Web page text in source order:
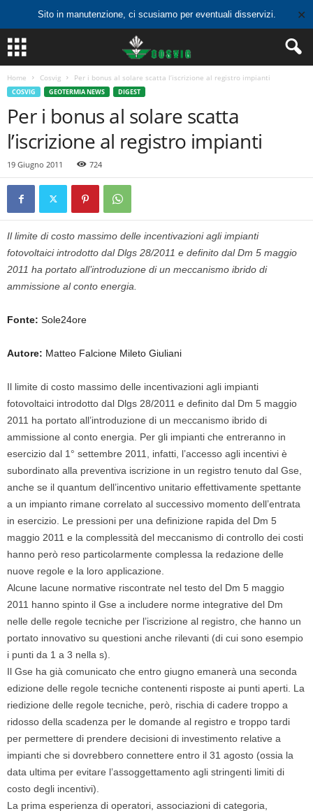
Sito in manutenzione, ci scusiamo per eventuali disservizi. ✕
Home Cosvig Per i bonus al solare scatta l’iscrizione al registro impianti
COSVIG GEOTERMIA NEWS DIGEST
Per i bonus al solare scatta
l’iscrizione al registro impianti
19 Giugno 2011 724
Il limite di costo massimo delle incentivazioni agli impianti
fotovoltaici introdotto dal Dlgs 28/2011 e definito dal Dm 5 maggio
2011 ha portato all’introduzione di un meccanismo ibrido di
ammissione al conto energia.
Fonte: Sole24ore
Autore: Matteo Falcione Mileto Giuliani
Il limite di costo massimo delle incentivazioni agli impianti
fotovoltaici introdotto dal Dlgs 28/2011 e definito dal Dm 5 maggio
2011 ha portato all’introduzione di un meccanismo ibrido di
ammissione al conto energia. Per gli impianti che entreranno in
esercizio dal 1° settembre 2011, infatti, l’accesso agli incentivi è
subordinato alla preventiva iscrizione in un registro tenuto dal Gse,
anche se il quantum dell’incentivo unitario effettivamente spettante
a un impianto rimane correlato al successivo momento dell’entrata
in esercizio. Le pressioni per una definizione rapida del Dm 5
maggio 2011 e la complessità del meccanismo di controllo dei costi
hanno però reso particolarmente complessa la redazione delle
nuove regole e la loro applicazione.
Alcune lacune normative riscontrate nel testo del Dm 5 maggio
2011 hanno spinto il Gse a includere norme integrative del Dm
nelle delle regole tecniche per l’iscrizione al registro, che hanno un
portato innovativo su questioni anche rilevanti (di cui sono esempio
i punti da 1 a 3 nella s).
Il Gse ha già comunicato che entro giugno emanerà una seconda
edizione delle regole tecniche contenenti risposte ai punti aperti. La
riedizione delle regole tecniche, però, rischia di cadere troppo a
ridosso della scadenza per le domande al registro e troppo tardi
per permettere di prendere decisioni di investimento relative a
impianti che si dovrebbero connettere entro il 31 agosto (ossia la
data ultima per evitare l’assoggettamento agli stringenti limiti di
costo degli incentivi).
La prima esperienza di operatori, associazioni di categoria,